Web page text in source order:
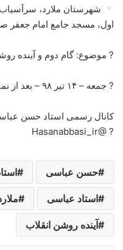
شهرستان ملارد،
اول، مسجد جامع امام جعفر
? موضوع: گام دوم و آینده
? جمعه – ۱۴ تیر ۹۸ – بعد از نماز مغرب و عشاء
کانال رسمی استاد حسن
? @Hasanabbasi_ir
حسن عباسی
استاد عباسی
آینده روشن انقلاب